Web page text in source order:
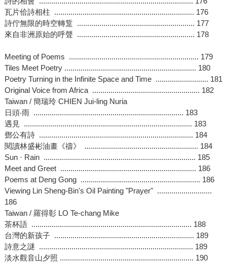
瓦片佮詩相柱 ..................................................................... 176
詩佇無限的時空轉踅 .......................................................... 177
來自非洲原始的呼聲 .......................................................... 178
Meeting of Poems ................................................................ 179
Tiles Meet Poetry ................................................................. 180
Poetry Turning in the Infinite Space and Time .......................... 181
Original Voice from Africa ..................................................... 182
Taiwan / 簡瑞玲 CHIEN Jui-ling Nuria
日頭‧雨 .......................................................................... 183
遇見 ................................................................................... 183
鄧公有詩 ............................................................................ 184
閱讀林盛彬油畫《禱》 ........................................................ 184
Sun · Rain ........................................................................... 185
Meet and Greet ................................................................... 186
Poems at Deng Gong ........................................................... 186
Viewing Lin Sheng-Bin's Oil Painting "Prayer" ...........................
186
Taiwan / 羅得彰 LO Te-chang Mike
茶杯語 ............................................................................... 188
台灣的新孩子 ..................................................................... 189
詩意之謎 ............................................................................ 189
淡水觀音山夕照 .................................................................. 190